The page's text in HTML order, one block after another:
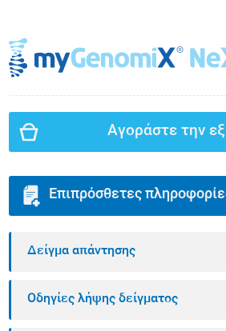
Αγοράστε την
Επιπρόσθετες
Δείγμα απάντησης
Οδηγίες λήψης δείγματος